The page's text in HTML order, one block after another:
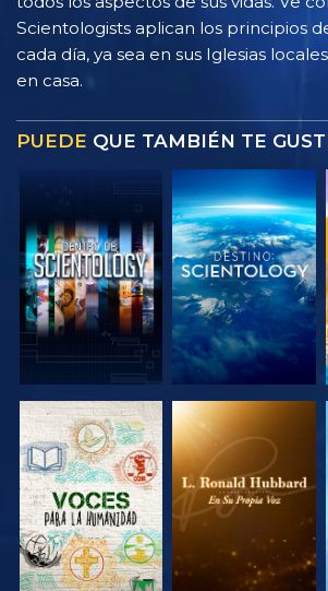
Scientologists aplican los principios
cada día, ya sea en sus Iglesias
en casa.
PUEDE QUE TAMBIÉN TE
EXPLORA LAS
SERIES
EXPLORA LAS
SERIES